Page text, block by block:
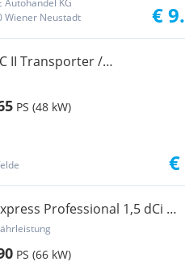
Autohandel KG
Wiener Neustadt
€
II Transporter /
PS (48 kW)
€
Professional 1,5 dCi 90
PS (66 kW)